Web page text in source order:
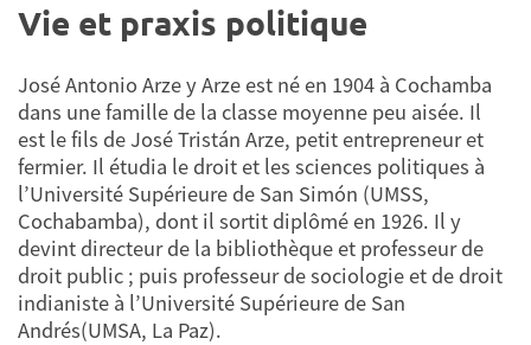
Vie et praxis politique
José Antonio Arze y Arze est né en 1904 à Cochamba
dans une famille de la classe moyenne peu aisée. Il
est le fils de José Tristán Arze, petit entrepreneur et
fermier. Il étudia le droit et les sciences politiques à
l’Université Supérieure de San Simón (UMSS,
Cochabamba), dont il sortit diplômé en 1926. Il y
devint directeur de la bibliothèque et professeur de
droit public ; puis professeur de sociologie et de droit
indianiste à l’Université Supérieure de San
Andrés(UMSA, La Paz).